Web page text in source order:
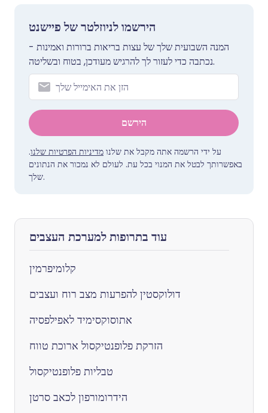
הירשמו לניוזלטר של פיישנט
המנה השבועית שלך של עצות בריאות ברורות ואמינות -
נכתבה כדי לעזור לך להרגיש מעודכן, בטוח ובשליטה.
הירשם
על ידי הרשמה אתה מקבל את שלנו מדיניות הפרטיות שלנו.
באפשרותך לבטל את המנוי בכל עת. לעולם לא נמכור את הנתונים
שלך.
עוד בתרופות למערכת העצבים
קלומיפרמין
דולוקסטין להפרעות מצב רוח ועצבים
אתוסוקסימיד לאפילפסיה
הזרקת פלופנטיקסול ארוכת טווח
טבליות פלופנטיקסול
הידרומורפון לכאב סרטן